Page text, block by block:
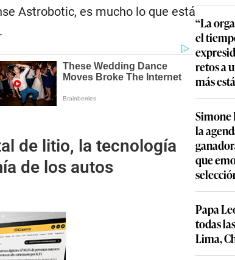
Astrobotic, es mucho lo que está
de litio, la tecnología
de los autos
“La
el
retos a
más
Simone
la
que
Papa
todas
Lima,